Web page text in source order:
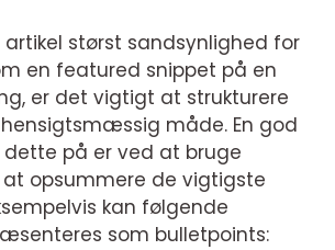
artikel størst sandsynlighed for
en featured snippet på en
er det vigtigt at strukturere
måde. En god
på er ved at bruge
opsummere de vigtigste
kan følgende
som bulletpoints: